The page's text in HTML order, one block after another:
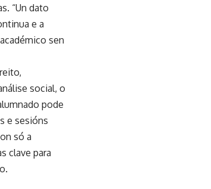
“Un dato
e a
sen
social, o
pode
e sesións
só a
clave para